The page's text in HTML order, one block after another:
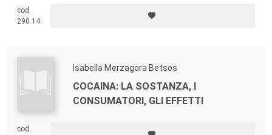
cod.
290.14
Isabella Merzagora Betsos
COCAINA: LA SOSTANZA, I
CONSUMATORI, GLI EFFETTI
cod.